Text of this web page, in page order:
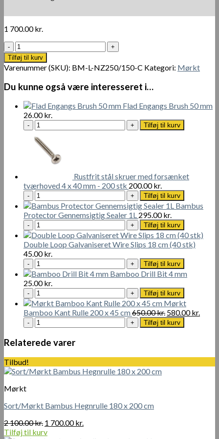
1 700.00kr.
Sort/MørktBambus
Hegnrulle
250
x
150
cm
antal
Tilføj til kurv
Varenummer (SKU): BM-L-NZ250/150-C Kategori: Mørkt
Du kunne også være interesseret i…
Flad Engangs Brush 50 mm
26.00kr.
Flad
Engangs
Brush
50
Tilføj til kurv
Rustfrit stål skruer med forsænket
tværhoved 4 x 40 mm - 200 stk 200.00kr.
Rustfrit
stål
skruer
med
forsænket
tværhoved
4
x
40
mm
-
200
stk
antal
Tilføj til kurv
Bambus
Protector Gennemsigtig Sealer 1L 295.00kr.
Bambus
Protector
Gennemsigtig
Sealer
1L
antal
Tilføj til kurv
Double Loop Galvaniseret Wire Slips 18 cm (40 stk)
45.00kr.
Double
Loop
Galvaniseret
Wire
Slips
18
cm
(40
stk)
antal
Tilføj til kurv
Bamboo Drill Bit 4 mm
25.00kr.
Bamboo
Drill
Bit
4
mm
antal
Tilføj til kurv
Mørkt
Bamboo Kant Rulle 200 x 45 cm650.00kr. Den
oprindelige
pris
580.00kr.
Mørkt
Bamboo
Kant
200
x
45
Tilføj til kurv
Relaterede varer
Tilbud!
Mørkt
Sort/Mørkt Bambus Hegnrulle 180 x 200 cm
2 100.00kr. Den
oprindelige
1 700.00kr.
Tilføj til kurv